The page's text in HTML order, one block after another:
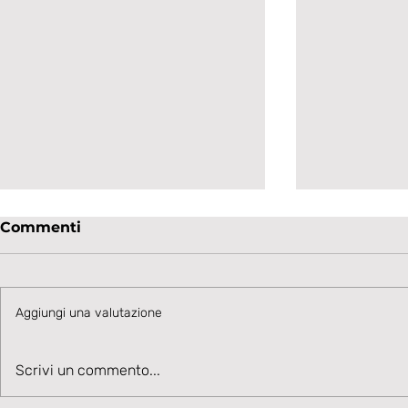
Talento in accelerazione:
Commenti
Aggiungi una valutazione
Scrivi un commento...